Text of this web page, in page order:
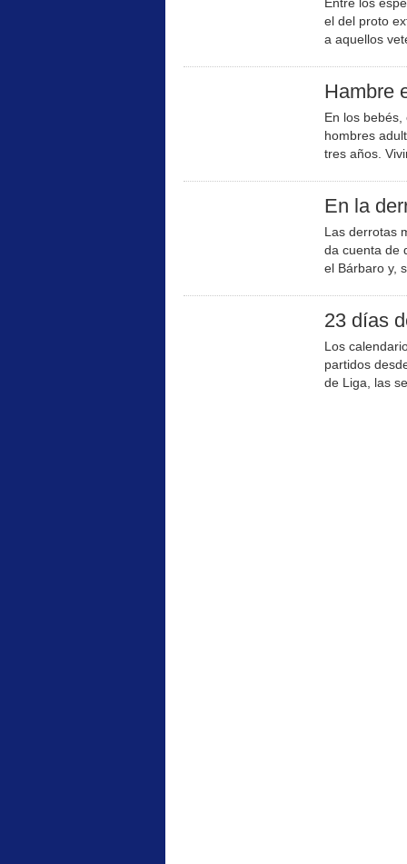
el del proto
a aquellos
Hambre
En los
hombres
tres años.
En la
Las derrotas
da cuenta de
el Bárbaro y,
23 días
Los
partidos
de Liga, las